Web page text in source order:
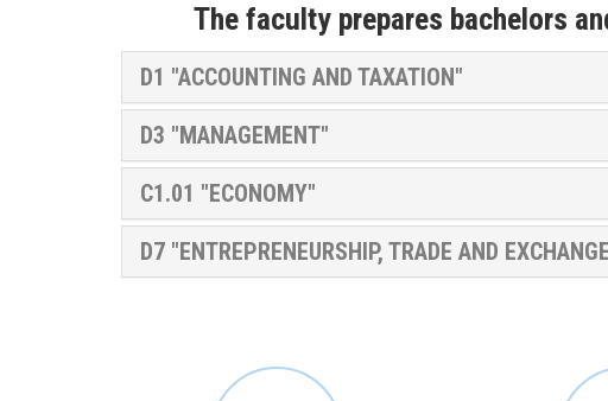
The faculty prepares bachelors
D1 "ACCOUNTING AND TAXATION"
D3 "MANAGEMENT"
C1.01 "ECONOMY"
D7 "ENTREPRENEURSHIP, TRADE AND